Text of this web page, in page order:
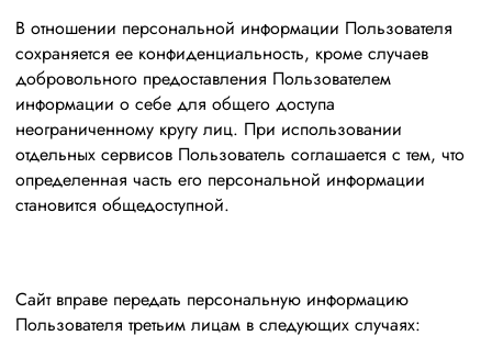
В отношении персональной информации Пользователя
сохраняется ее конфиденциальность, кроме случаев
добровольного предоставления Пользователем
информации о себе для общего доступа
неограниченному кругу лиц. При использовании
отдельных сервисов Пользователь соглашается с тем, что
определенная часть его персональной информации
становится общедоступной.
Сайт вправе передать персональную информацию
Пользователя третьим лицам в следующих случаях: